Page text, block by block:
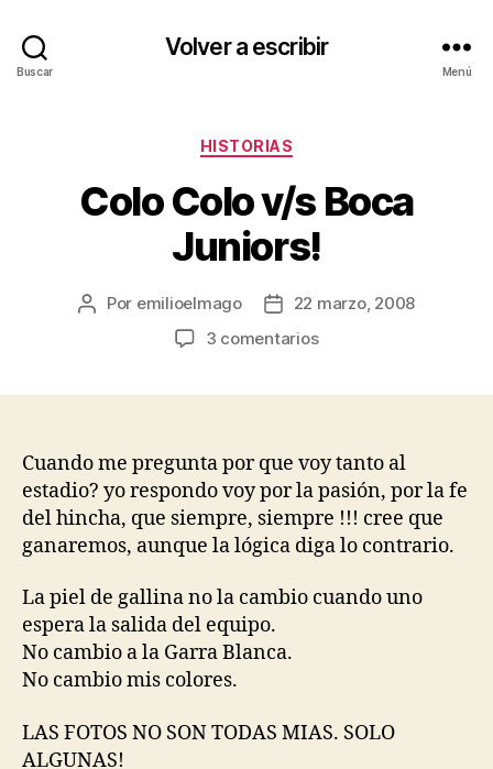
Buscar
Volver a escribir
Menú
Categorías
HISTORIAS
Colo Colo v/s Boca
Juniors!
Autor
Por emilioelmago
Fecha22 marzo, 2008
3 comentariosen
Juniors!
Cuando me pregunta por que voy tanto al
estadio? yo respondo voy por la pasión, por la fe
del hincha, que siempre, siempre !!! cree que
ganaremos, aunque la lógica diga lo contrario.
La piel de gallina no la cambio cuando uno
espera la salida del equipo.
No cambio a la Garra Blanca.
No cambio mis colores.
LAS FOTOS NO SON TODAS MIAS. SOLO
ALGUNAS!